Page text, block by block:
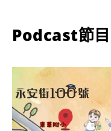
Podcast節目